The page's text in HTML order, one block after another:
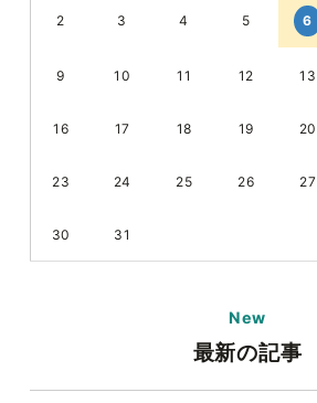
2 3 4 5 6
9 10 11 12 13
16 17 18 19 20
23 24 25 26 27
30 31
New
最新の記事